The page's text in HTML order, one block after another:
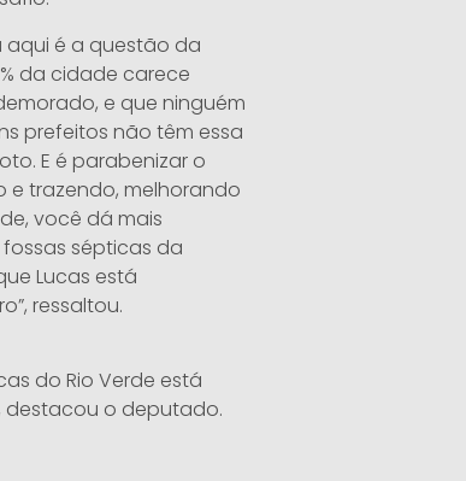
aqui é a questão da
da cidade carece
e que ninguém
prefeitos não têm essa
E é parabenizar o
e trazendo, melhorando
você dá mais
sépticas da
Lucas está
ressaltou.
do Rio Verde está
destacou o deputado.